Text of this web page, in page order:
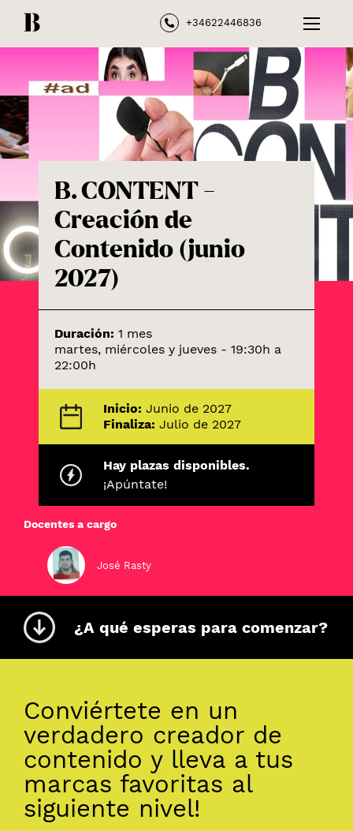
+34622446836
B. CONTENT -
Creación de
Contenido (junio
2027)
Duración: 1 mes
martes, miércoles y jueves - 19:30h a
22:00h
Inicio: Junio de 2027
Finaliza: Julio de 2027
Hay plazas disponibles.
¡Apúntate!
Docentes a cargo
José Rasty
¿A qué esperas para comenzar?
Conviértete en un
verdadero creador de
contenido y lleva a tus
marcas favoritas al
siguiente nivel!